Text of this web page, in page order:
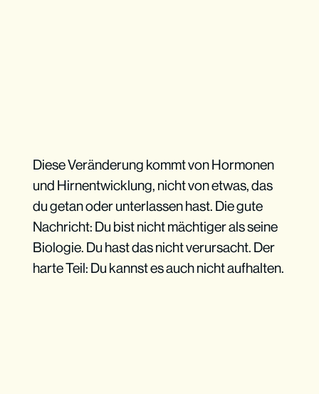
Diese Veränderung kommt von Hormonen
und Hirnentwicklung, nicht von etwas, das
du getan oder unterlassen hast. Die gute
Nachricht: Du bist nicht mächtiger als seine
Biologie. Du hast das nicht verursacht. Der
harte Teil: Du kannst es auch nicht aufhalten.